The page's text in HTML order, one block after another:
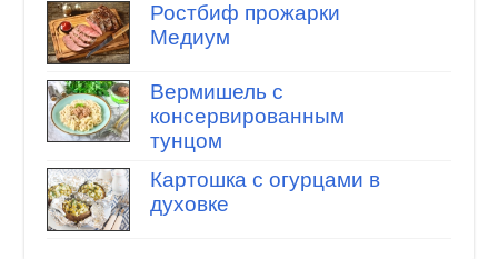
Ростбиф прожарки
Медиум
Вермишель с
консервированным
тунцом
Картошка с огурцами в
духовке